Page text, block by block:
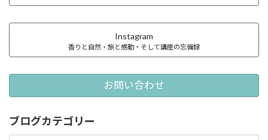
Instagram
香りと自然・旅と感動・そして講座の忘備録
お問い合わせ
ブログカテゴリー
ブ